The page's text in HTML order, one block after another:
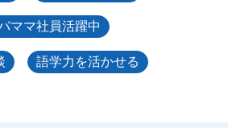
ママ社員活躍中
語学力を活かせる